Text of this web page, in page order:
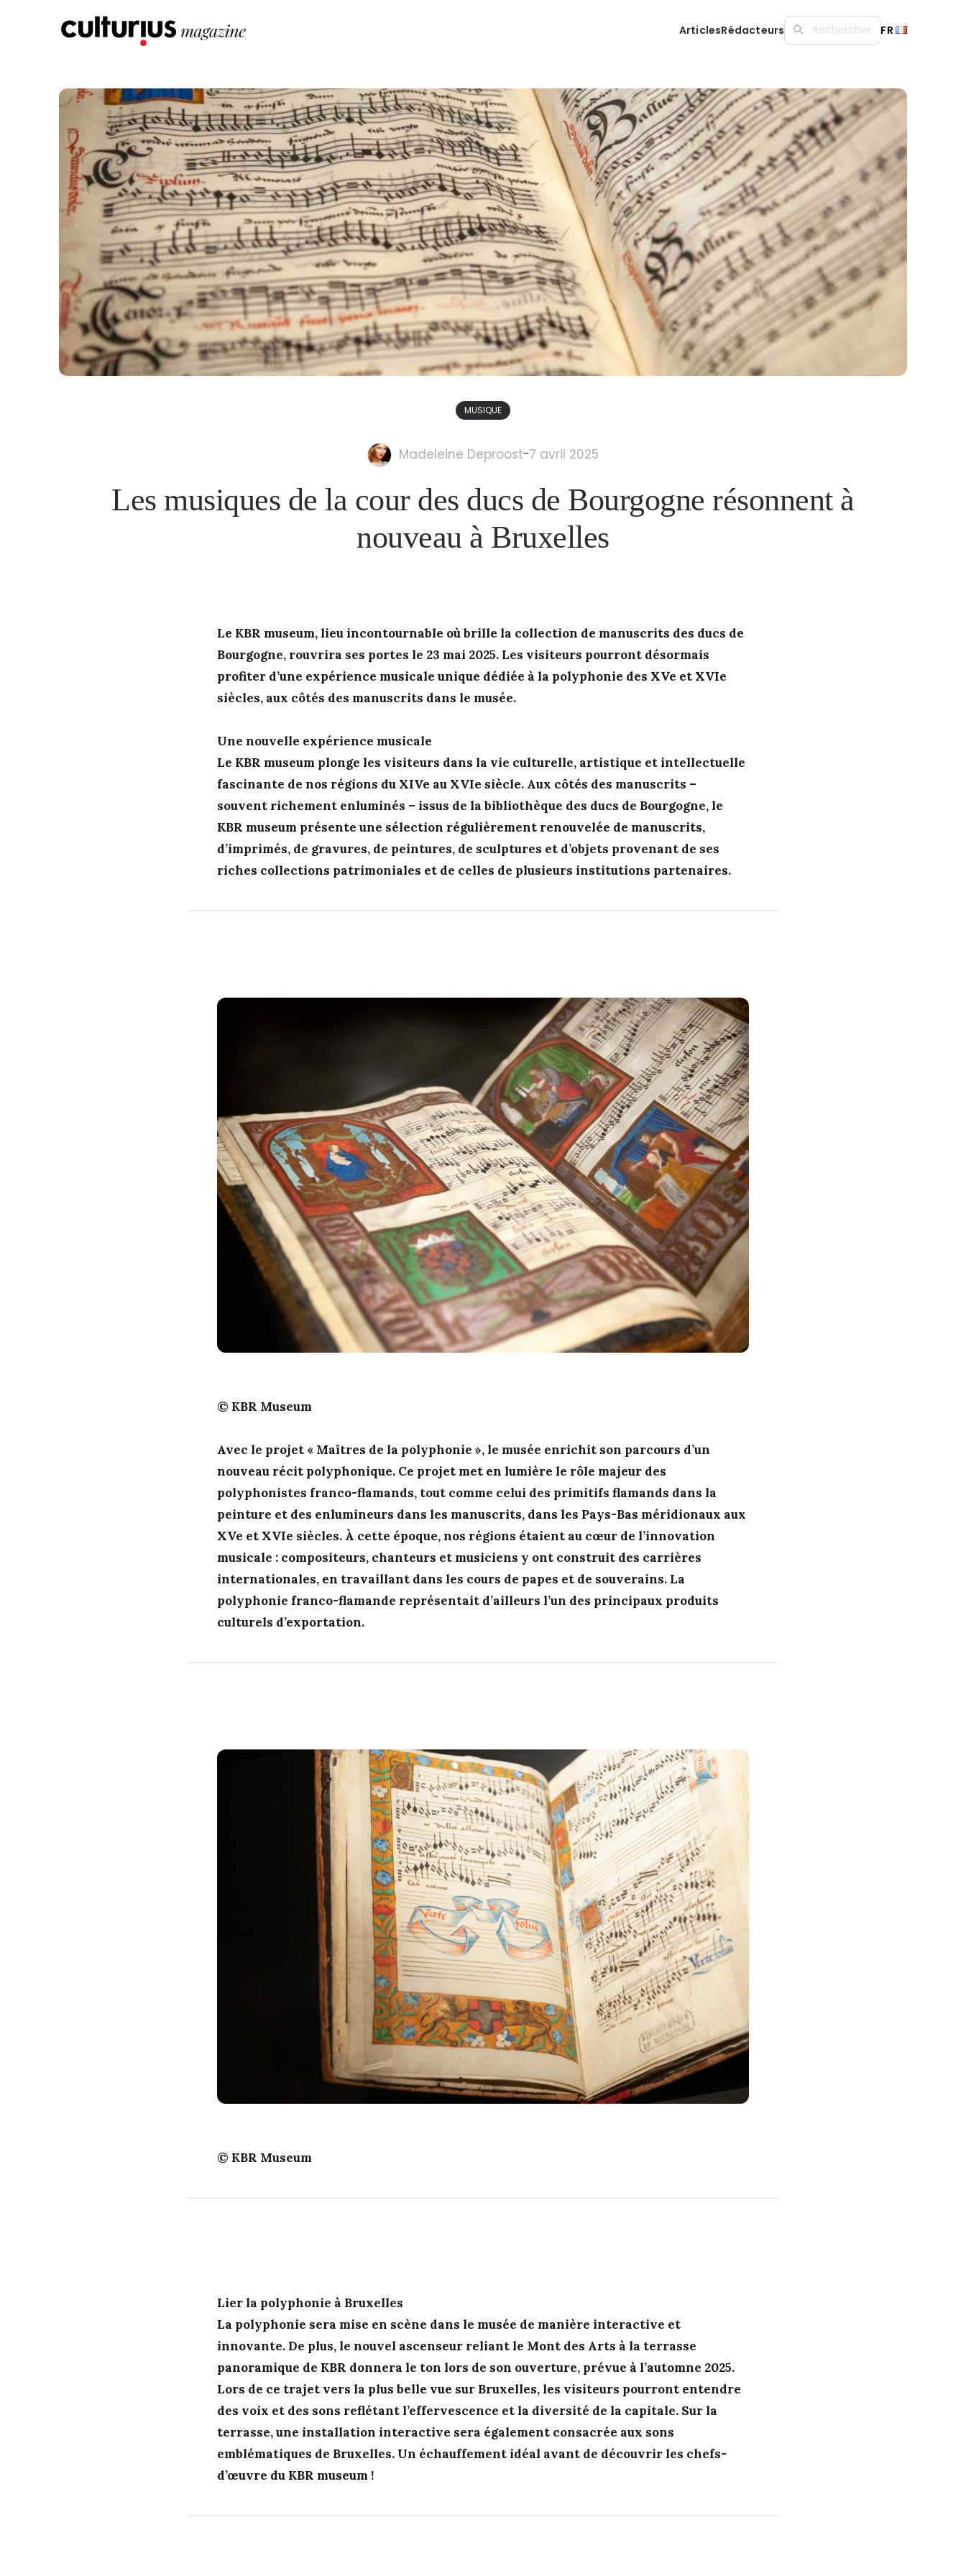
ArticlesRédacteurs FR
MUSIQUE
Madeleine Deproost-7 avril 2025
Les musiques de la cour des ducs de Bourgogne résonnent à
nouveau à Bruxelles
Le KBR museum, lieu incontournable où brille la collection de manuscrits des ducs de
Bourgogne, rouvrira ses portes le 23 mai 2025. Les visiteurs pourront désormais
profiter d’une expérience musicale unique dédiée à la polyphonie des XVe et XVIe
siècles, aux côtés des manuscrits dans le musée.
Une nouvelle expérience musicale
Le KBR museum plonge les visiteurs dans la vie culturelle, artistique et intellectuelle
fascinante de nos régions du XIVe au XVIe siècle. Aux côtés des manuscrits –
souvent richement enluminés – issus de la bibliothèque des ducs de Bourgogne, le
KBR museum présente une sélection régulièrement renouvelée de manuscrits,
d’imprimés, de gravures, de peintures, de sculptures et d’objets provenant de ses
riches collections patrimoniales et de celles de plusieurs institutions partenaires.
© KBR Museum
Avec le projet « Maîtres de la polyphonie », le musée enrichit son parcours d’un
nouveau récit polyphonique. Ce projet met en lumière le rôle majeur des
polyphonistes franco-flamands, tout comme celui des primitifs flamands dans la
peinture et des enlumineurs dans les manuscrits, dans les Pays-Bas méridionaux aux
XVe et XVIe siècles. À cette époque, nos régions étaient au cœur de l’innovation
musicale : compositeurs, chanteurs et musiciens y ont construit des carrières
internationales, en travaillant dans les cours de papes et de souverains. La
polyphonie franco-flamande représentait d’ailleurs l’un des principaux produits
culturels d’exportation.
© KBR Museum
Lier la polyphonie à Bruxelles
La polyphonie sera mise en scène dans le musée de manière interactive et
innovante. De plus, le nouvel ascenseur reliant le Mont des Arts à la terrasse
panoramique de KBR donnera le ton lors de son ouverture, prévue à l’automne 2025.
Lors de ce trajet vers la plus belle vue sur Bruxelles, les visiteurs pourront entendre
des voix et des sons reflétant l’effervescence et la diversité de la capitale. Sur la
terrasse, une installation interactive sera également consacrée aux sons
emblématiques de Bruxelles. Un échauffement idéal avant de découvrir les chefs-
d’œuvre du KBR museum !